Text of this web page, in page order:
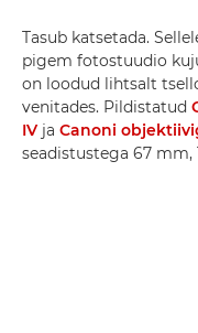
Tasub katsetada.
pigem fotostuudio
on loodud lihtsalt
venitades. Pildistatud
IV ja Canoni
seadistustega 67 mm,